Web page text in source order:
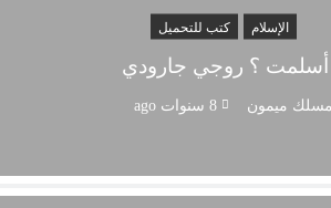
الإسلام كتب للتحميل
أسلمت ؟ روجي جارودي
مسلك ميمون 8 سنوات ago